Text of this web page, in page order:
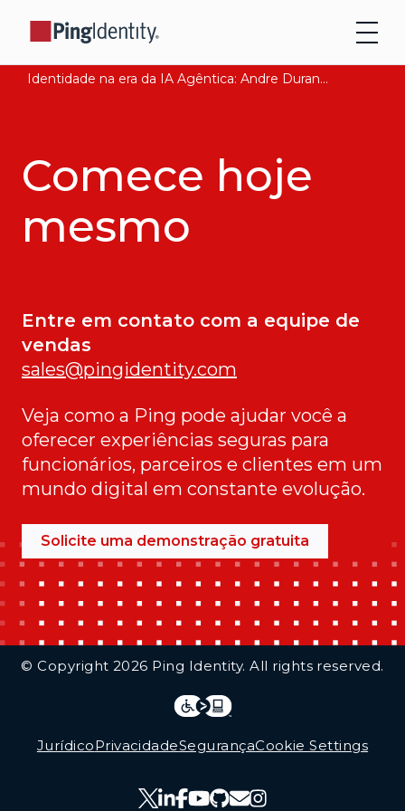
Identidade na era da IA Agêntica: Andre Durand explica como garantir a confiança digital. Leia agora
Comece hoje
mesmo
Entre em contato com a equipe de
vendas
sales@pingidentity.com
Veja como a Ping pode ajudar você a
oferecer experiências seguras para
funcionários, parceiros e clientes em um
mundo digital em constante evolução.
Solicite uma demonstração gratuita
© Copyright 2026 Ping Identity. All rights reserved.
JurídicoPrivacidadeSegurançaCookie Settings